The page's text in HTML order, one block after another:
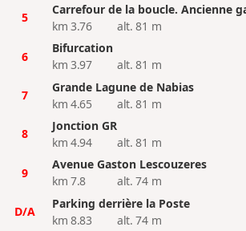
5
Carrefour de la boucle. Ancienne
km 3.76
alt. 81 m
6
Bifurcation
km 3.97
alt. 81 m
7
Grande Lagune de Nabias
km 4.65
alt. 81 m
8
Jonction GR
km 4.94
alt. 81 m
9
Avenue Gaston Lescouzeres
km 7.8
alt. 74 m
D/A
Parking derrière la Poste
km 8.83
alt. 74 m